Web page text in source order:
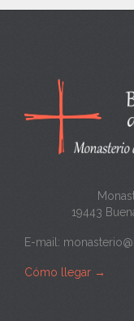
n
a
19443
E-mail:
Cómo llegar →